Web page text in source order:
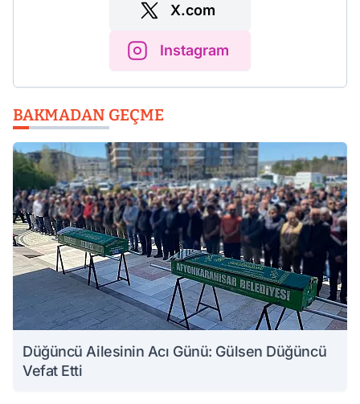
X.com
Instagram
BAKMADAN GEÇME
Düğüncü Ailesinin Acı Günü: Gülsen Düğüncü
Vefat Etti